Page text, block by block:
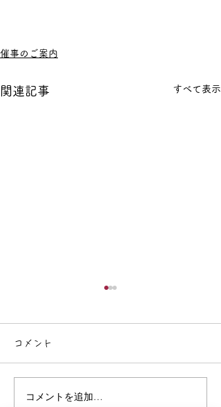
催事のご案内
関連記事 すべて表示
催事のご案内
コメント
コメントを追加…